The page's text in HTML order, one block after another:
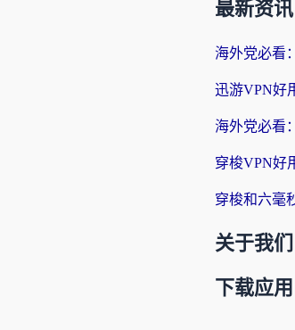
最新资讯
关于我们
下载应用